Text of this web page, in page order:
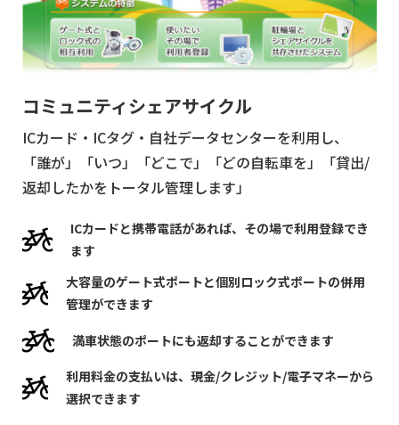
コミュニティシェアサイクル
ICカード・ICタグ・⾃社データセンターを利⽤し、
「誰が」「いつ」「どこで」「どの⾃転⾞を」「貸出/
返却したかをトータル管理します」
ICカードと携帯電話があれば、その場で利⽤登録でき
ます
⼤容量のゲート式ポートと個別ロック式ポートの併⽤
管理ができます
満⾞状態のポートにも返却することができます
利⽤料⾦の⽀払いは、現⾦/クレジット/電⼦マネーから
選択できます